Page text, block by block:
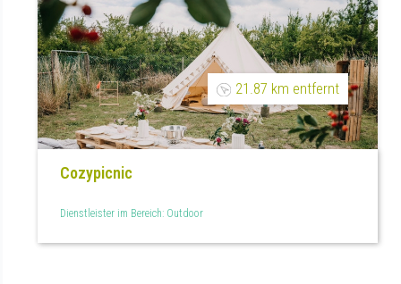
21.87 km entfernt
Cozypicnic
Dienstleister im Bereich: Outdoor